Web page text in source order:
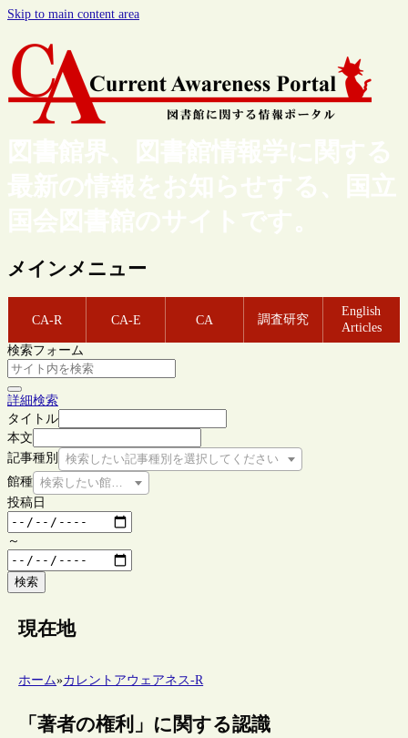
Skip to main content area
図書館界、図書館情報学に関する
最新の情報をお知らせする、国立
国会図書館のサイトです。
メインメニュー
CA-R CA-E CA 調査研究
English
Articles
検索フォーム
詳細検索
タイトル
本文
記事種別
検索したい記事種別を選択してください
館種 検索したい館種を選択してください
投稿日
～
検索
現在地
ホーム»カレントアウェアネス-R
「著者の権利」に関する認識